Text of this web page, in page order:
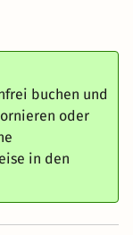
buchen und
oder
in den